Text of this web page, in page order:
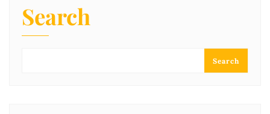
Search
Search